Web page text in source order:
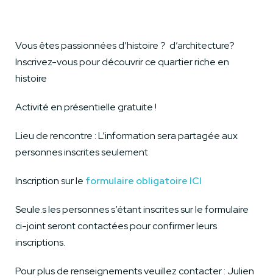
Vous êtes passionnées d’histoire ? d’architecture?
Inscrivez-vous pour découvrir ce quartier riche en
histoire
Activité en présentielle gratuite !
Lieu de rencontre : L’information sera partagée aux
personnes inscrites seulement
Inscription sur le formulaire obligatoire ICI
Seule.s les personnes s’étant inscrites sur le formulaire
ci-joint seront contactées pour confirmer leurs
inscriptions.
Pour plus de renseignements veuillez contacter : Julien